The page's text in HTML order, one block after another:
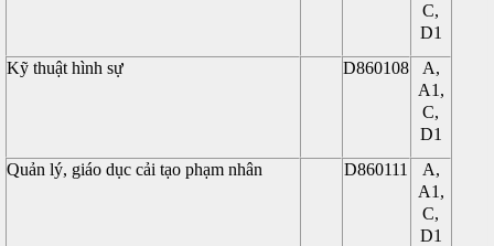
C,
D1
Kỹ thuật hình sự
D860108
A,
A1,
C,
D1
Quản lý, giáo dục cải tạo phạm nhân
D860111
A,
A1,
C,
D1